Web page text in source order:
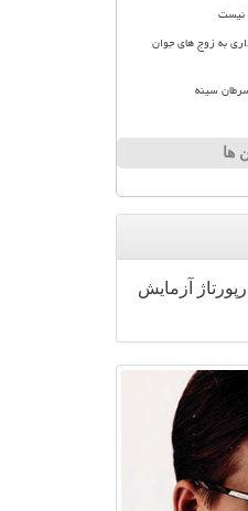
نیست
به زوج های جوان
سینه
ها
رپورتاژ
آزمایش